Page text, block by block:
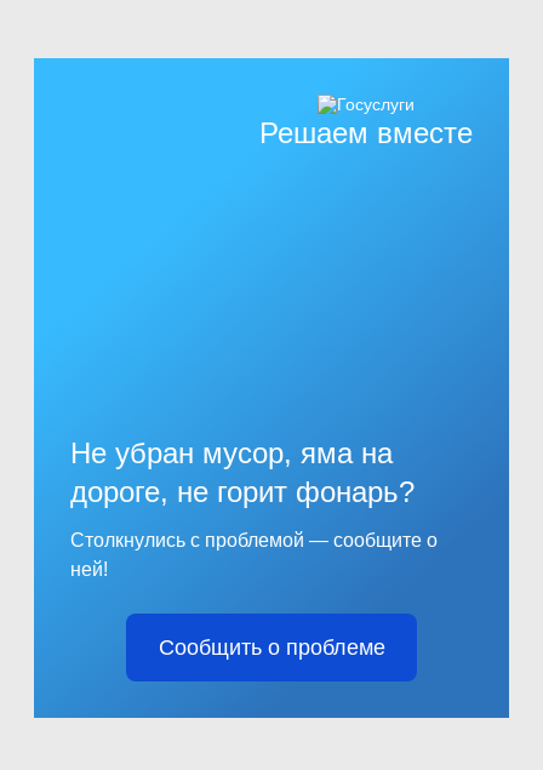
Решаем вместе
Не убран мусор, яма на
дороге, не горит фонарь?
Столкнулись с проблемой — сообщите о
ней!
Сообщить о проблеме